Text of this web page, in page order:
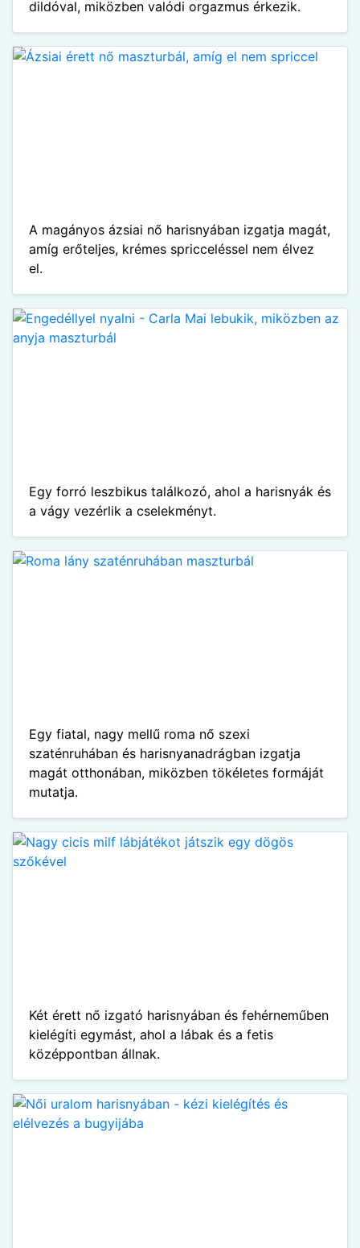
dildóval, miközben valódi orgazmus érkezik.
A magányos ázsiai nő harisnyában izgatja magát,
amíg erőteljes, krémes spricceléssel nem élvez
el.
Egy forró leszbikus találkozó, ahol a harisnyák és
a vágy vezérlik a cselekményt.
Egy fiatal, nagy mellű roma nő szexi
szaténruhában és harisnyanadrágban izgatja
magát otthonában, miközben tökéletes formáját
mutatja.
Két érett nő izgató harisnyában és fehérneműben
kielégíti egymást, ahol a lábak és a fetis
középpontban állnak.